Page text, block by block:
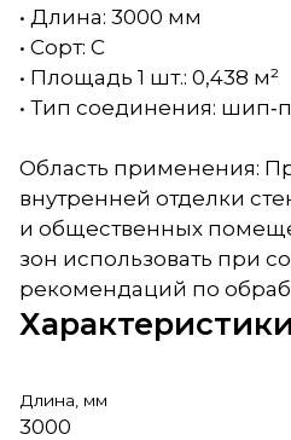
• Длина: 3000 мм
• Сорт: С
• Площадь 1 шт.: 0,438 м²
• Тип соединения:
Область применения:
внутренней отделки
и общественных
зон использовать при
рекомендаций по
Характеристики
Длина, мм
3000